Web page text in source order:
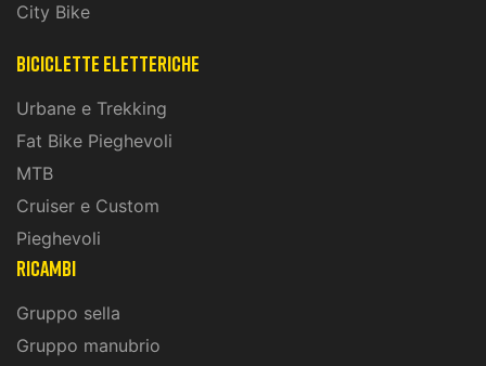
City Bike
biciclette eletteriche
Urbane e Trekking
Fat Bike Pieghevoli
MTB
Cruiser e Custom
Pieghevoli
ricambi
Gruppo sella
Gruppo manubrio